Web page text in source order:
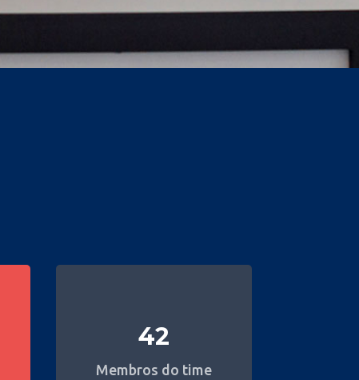
42
Membros do time